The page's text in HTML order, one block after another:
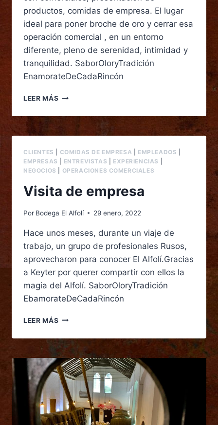
productos, comidas de empresa. El lugar
ideal para poner broche de oro y cerrar esa
operación comercial , en un entorno
diferente, pleno de serenidad, intimidad y
tranquilidad. SaborOloryTradición
EnamorateDeCadaRincón
LEER MÁS
CLIENTES COMIDAS DE EMPRESA EMPLEADOS
EMPRESAS
ENTREVISTAS EXPERIENCIAS
NEGOCIOS
OPERACIONES COMERCIALES
Visita de empresa
Por Bodega El Alfolí 29 enero, 2022
Hace unos meses, durante un viaje de
trabajo, un grupo de profesionales Rusos,
aprovecharon para conocer El Alfolí.Gracias
a Keyter por querer compartir con ellos la
magia del Alfolí. SaborOloryTradición
EbamorateDeCadaRincón
LEER MÁS